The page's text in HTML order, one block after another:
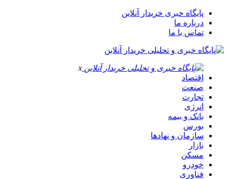
پایگاه خبری خریدار آنلاین
درباره ما
تماس با ما
x
اقتصاد
صنعت
تجارت
انرژی
بانک و بیمه
بورس
سازمان و نهادها
بازار
مسکن
خودرو
فناوری